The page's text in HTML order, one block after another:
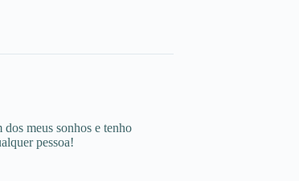
meus sonhos e tenho
pessoa!